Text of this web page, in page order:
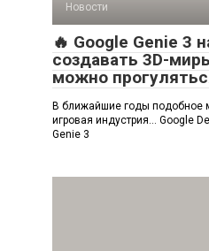
Новости
🔥 Google Genie 3
создавать 3D-
можно
В ближайшие годы подобное
игровая индустрия… Google
Genie 3